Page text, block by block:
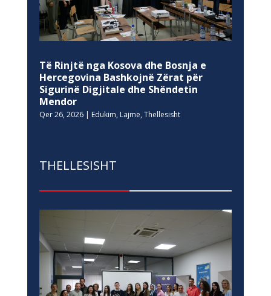
Të Rinjtë nga Kosova dhe Bosnja e
Hercegovina Bashkojnë Zërat për
Sigurinë Digjitale dhe Shëndetin
Mendor
Qer 26, 2026| Edukim, Lajme, Thellesisht
THELLESISHT